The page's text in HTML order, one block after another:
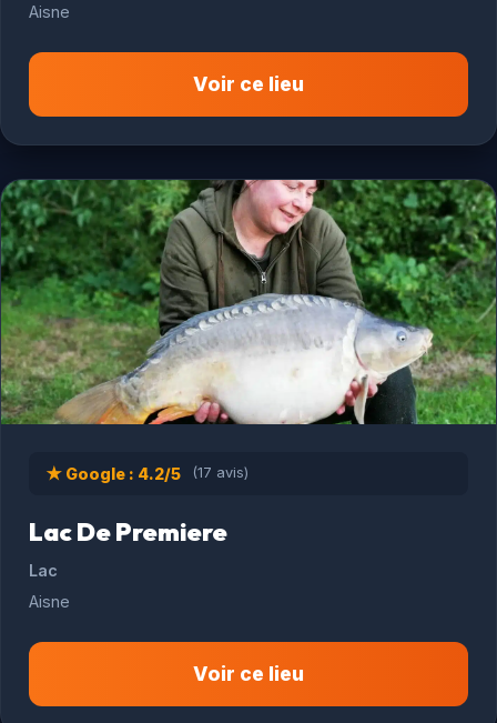
Aisne
Voir ce lieu
★ Google : 4.2/5 (17 avis)
Lac De Premiere
Lac
Aisne
Voir ce lieu